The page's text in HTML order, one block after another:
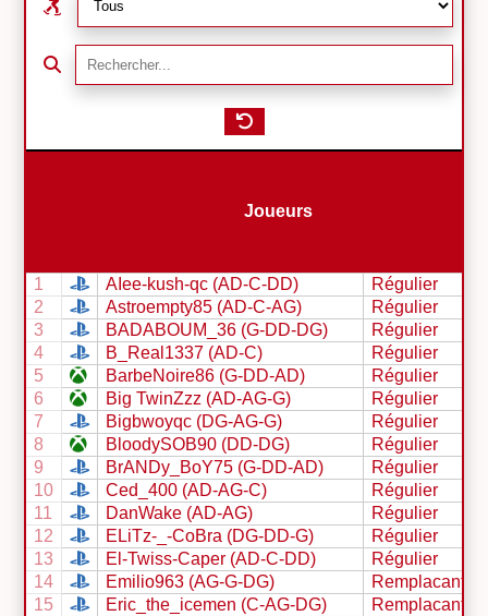
Joueurs
1 AIee-kush-qc (AD-C-DD)
Régulier
2
Astroempty85 (AD-C-AG)
Régulier
3
BADABOUM_36 (G-DD-DG)
Régulier
4
B_Real1337 (AD-C)
Régulier
5
BarbeNoire86 (G-DD-AD)
Régulier
6
Big TwinZzz (AD-AG-G)
Régulier
7
Bigbwoyqc (DG-AG-G)
Régulier
8
BloodySOB90 (DD-DG)
Régulier
9
BrANDy_BoY75 (G-DD-AD)
Régulier
10
Ced_400 (AD-AG-C)
Régulier
11
DanWake (AD-AG)
Régulier
12
ELiTz-_-CoBra (DG-DD-G)
Régulier
13
El-Twiss-Caper (AD-C-DD)
Régulier
14
Emilio963 (AG-G-DG)
Remplacant
15
Eric_the_icemen (C-AG-DG)
Remplacant